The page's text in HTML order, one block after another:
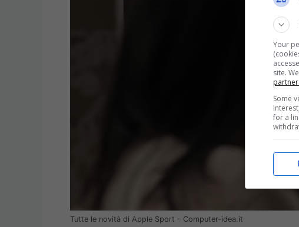
Tutte le novità di Apple Sport – Computer-idea.it
Your
site.
Some
for a